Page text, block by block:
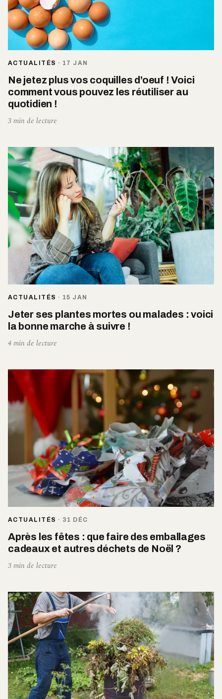
ACTUALITÉS · 17 JAN
Ne jetez plus vos coquilles d’oeuf ! Voici
comment vous pouvez les réutiliser au
quotidien !
3 min de lecture
ACTUALITÉS · 15 JAN
Jeter ses plantes mortes ou malades : voici
la bonne marche à suivre !
4 min de lecture
ACTUALITÉS · 31 DÉC
Après les fêtes : que faire des emballages
cadeaux et autres déchets de Noël ?
3 min de lecture